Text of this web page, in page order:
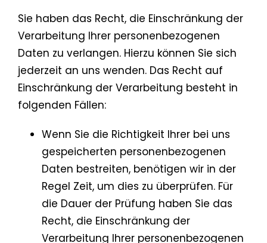
Sie haben das Recht, die Einschränkung der
Verarbeitung Ihrer personenbezogenen
Daten zu verlangen. Hierzu können Sie sich
jederzeit an uns wenden. Das Recht auf
Einschränkung der Verarbeitung besteht in
folgenden Fällen:
Wenn Sie die Richtigkeit Ihrer bei uns
gespeicherten personenbezogenen
Daten bestreiten, benötigen wir in der
Regel Zeit, um dies zu überprüfen. Für
die Dauer der Prüfung haben Sie das
Recht, die Einschränkung der
Verarbeitung Ihrer personenbezogenen